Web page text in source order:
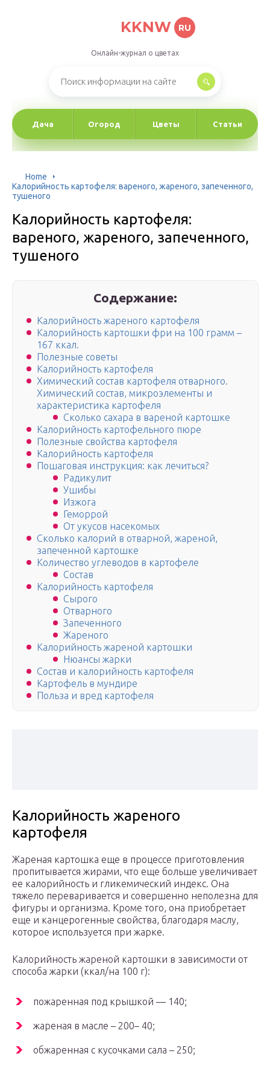
KKNW RU
Онлайн-журнал о цветах
Дача Огород Цветы Статьи
Home
Калорийность картофеля: вареного, жареного, запеченного,
тушеного
Калорийность картофеля:
вареного, жареного, запеченного,
тушеного
Содержание:
Калорийность жареного картофеля
Калорийность картошки фри на 100 грамм –
167 ккал.
Полезные советы
Калорийность картофеля
Химический состав картофеля отварного.
Химический состав, микроэлементы и
характеристика картофеля
Сколько сахара в вареной картошке
Калорийность картофельного пюре
Полезные свойства картофеля
Калорийность картофеля
Пошаговая инструкция: как лечиться?
Радикулит
Ушибы
Изжога
Геморрой
От укусов насекомых
Сколько калорий в отварной, жареной,
запеченной картошке
Количество углеводов в картофеле
Состав
Калорийность картофеля
Сырого
Отварного
Запеченного
Жареного
Калорийность жареной картошки
Нюансы жарки
Состав и калорийность картофеля
Картофель в мундире
Польза и вред картофеля
Калорийность жареного
картофеля
Жареная картошка еще в процессе приготовления
пропитывается жирами, что еще больше увеличивает
ее калорийность и гликемический индекс. Она
тяжело переваривается и совершенно неполезна для
фигуры и организма. Кроме того, она приобретает
еще и канцерогенные свойства, благодаря маслу,
которое используется при жарке.
Калорийность жареной картошки в зависимости от
способа жарки (ккал/на 100 г):
пожаренная под крышкой — 140;
жареная в масле – 200– 40;
обжаренная с кусочками сала – 250;